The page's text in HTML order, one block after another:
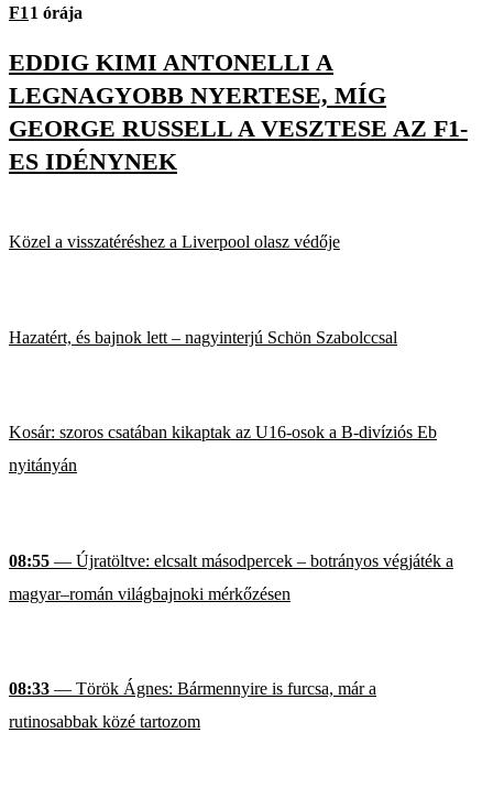
F1 1 órája
EDDIG KIMI ANTONELLI A
LEGNAGYOBB NYERTESE, MÍG
GEORGE RUSSELL A VESZTESE AZ F1-
ES IDÉNYNEK
Közel a visszatéréshez a Liverpool olasz védője
Hazatért, és bajnok lett – nagyinterjú Schön Szabolccsal
Kosár: szoros csatában kikaptak az U16-osok a B-divíziós Eb
nyitányán
08:55 — Újratöltve: elcsalt másodpercek – botrányos végjáték a
magyar–román világbajnoki mérkőzésen
08:33 — Török Ágnes: Bármennyire is furcsa, már a
rutinosabbak közé tartozom